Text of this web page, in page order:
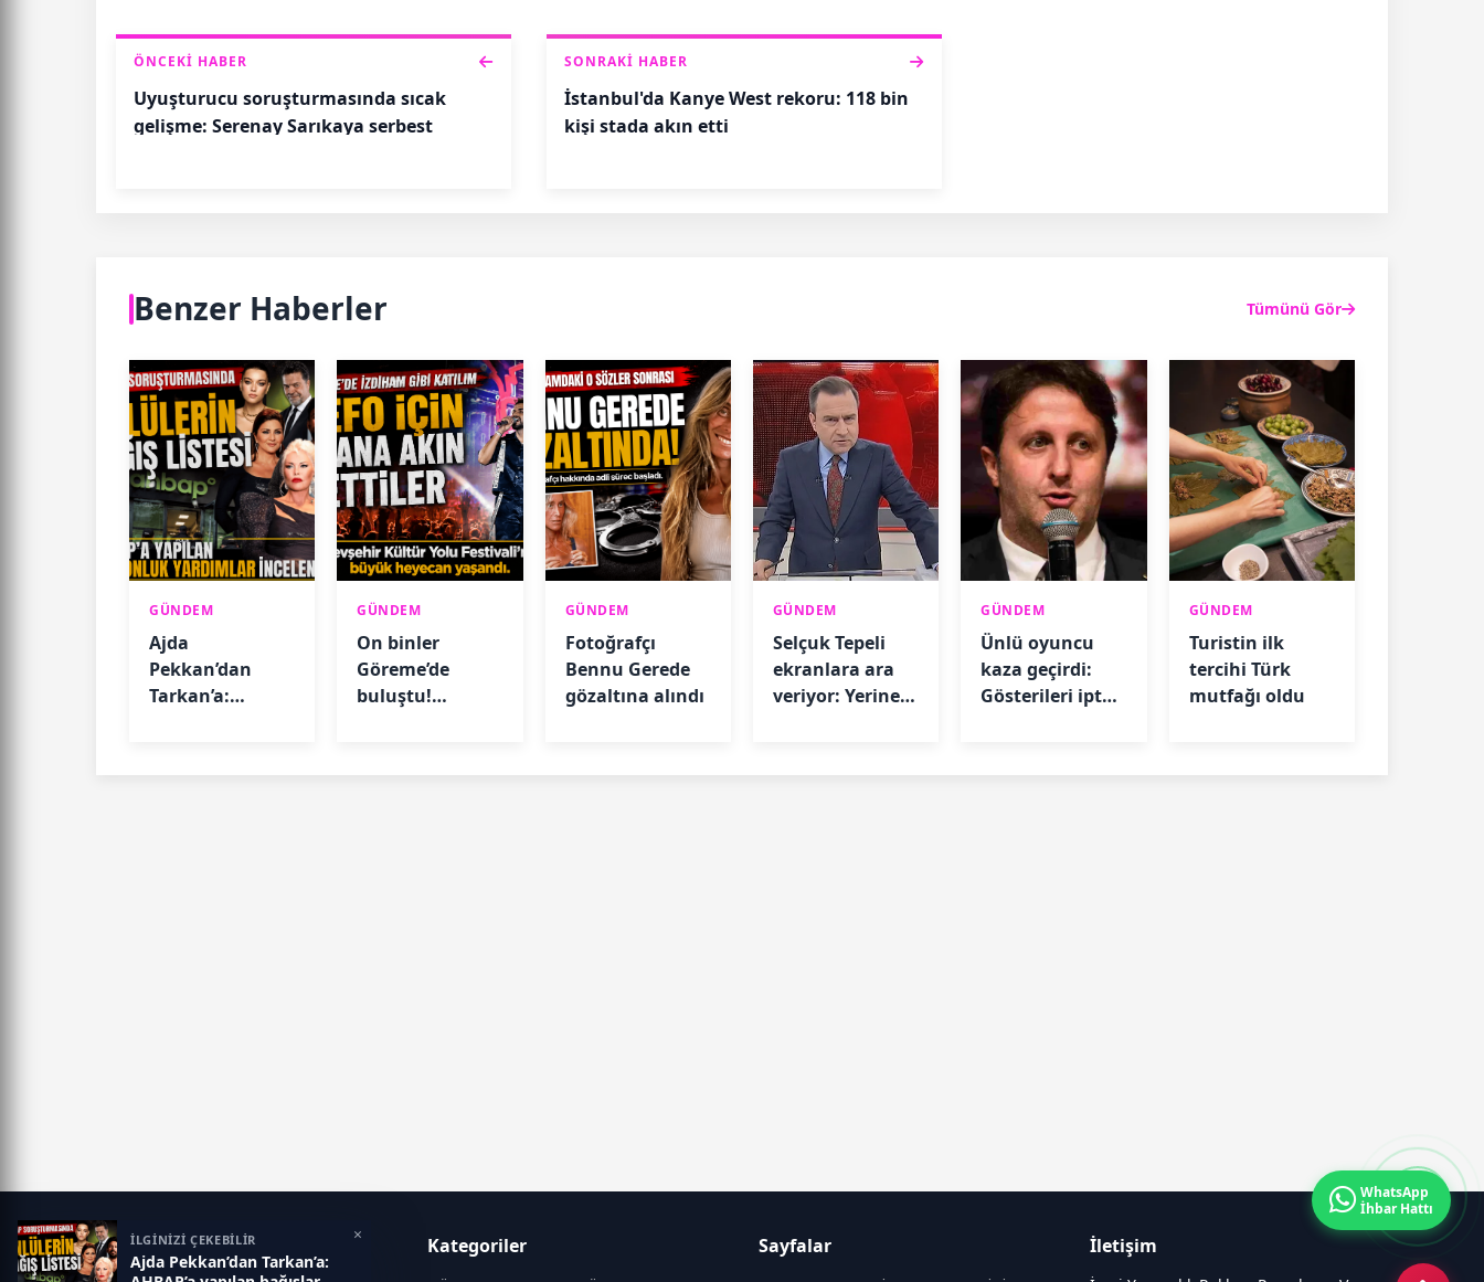
ÖNCEKI HABER
Uyuşturucu soruşturmasında sıcak
gelişme: Serenay Sarıkaya serbest
SONRAKI HABER
İstanbul'da Kanye West rekoru: 118 bin
kişi stada akın etti
Benzer Haberler Tümünü Gör
GÜNDEM
Ajda
Pekkan’dan
Tarkan’a:
GÜNDEM
On binler
Göreme’de
buluştu!
GÜNDEM
Fotoğrafçı
Bennu Gerede
gözaltına alındı
GÜNDEM
Selçuk Tepeli
ekranlara ara
veriyor: Yerine
GÜNDEM
Ünlü oyuncu
kaza geçirdi:
Gösterileri iptal
GÜNDEM
Turistin ilk
tercihi Türk
mutfağı oldu
İLGİNİZİ ÇEKEBİLİR
Ajda Pekkan’dan Tarkan’a:
×
Klas Haber Kategoriler Sayfalar İletişim
WhatsApp
İhbar Hattı